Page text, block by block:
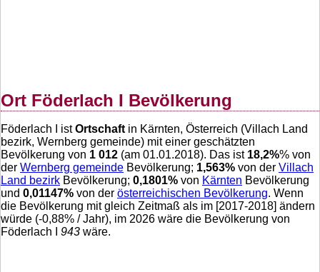
Ort Föderlach I Bevölkerung
Föderlach I istOrtschaft in Kärnten, Österreich (Villach Land
bezirk, Wernberg gemeinde) mit einer geschätzten
Bevölkerung von 1 012 (am 01.01.2018). Das ist 18,2%% von
der Wernberg gemeinde Bevölkerung; 1,563% von der Villach
Land bezirk Bevölkerung; 0,1801% von Kärnten Bevölkerung
und 0,01147% von der österreichischen Bevölkerung. Wenn
die Bevölkerung mit gleich Zeitmaß als im [2017-2018] ändern
würde (-0,88% / Jahr), im 2026 wäre die Bevölkerung von
Föderlach I 943 wäre.